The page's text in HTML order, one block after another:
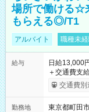
場所で働ける☆
もらえる◎/T1
アルバイト 職種未
給与
日給13,000
＋交通費支給 ★交通費全額支給！ ┗案件により規定あり ★
いOK！（
ンビニATMか
交通費別
勤務地
東京都町田